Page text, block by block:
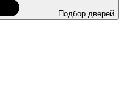
Подбор дверей